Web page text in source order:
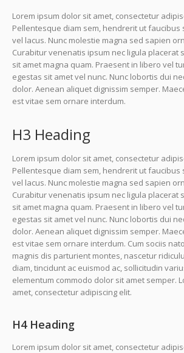
Lorem ipsum dolor sit amet, consectetur
Pellentesque diam sem, hendrerit ut faucibus
vel lacus. Nunc molestie magna sed sapien
Curabitur venenatis ipsum nec ligula placerat
sit amet magna quam. Praesent in libero vel
egestas sit amet vel nunc. Nunc lobortis dui
dolor. Aenean aliquet dignissim semper.
est vitae sem ornare interdum.
H3 Heading
Lorem ipsum dolor sit amet, consectetur
Pellentesque diam sem, hendrerit ut faucibus
vel lacus. Nunc molestie magna sed sapien
Curabitur venenatis ipsum nec ligula placerat
sit amet magna quam. Praesent in libero vel
egestas sit amet vel nunc. Nunc lobortis dui
dolor. Aenean aliquet dignissim semper.
est vitae sem ornare interdum. Cum sociis
magnis dis parturient montes, nascetur
diam, tincidunt ac euismod ac, sollicitudin
elementum commodo dolor sit amet semper.
amet, consectetur adipiscing elit.
H4 Heading
Lorem ipsum dolor sit amet, consectetur